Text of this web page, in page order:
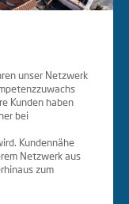
unser Netzwerk
Kunden haben
bei
Kundennähe
Netzwerk aus
zum